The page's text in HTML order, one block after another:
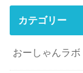
カテゴリー
おーしゃんラボ